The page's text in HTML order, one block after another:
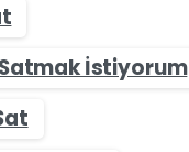
İstiyorum